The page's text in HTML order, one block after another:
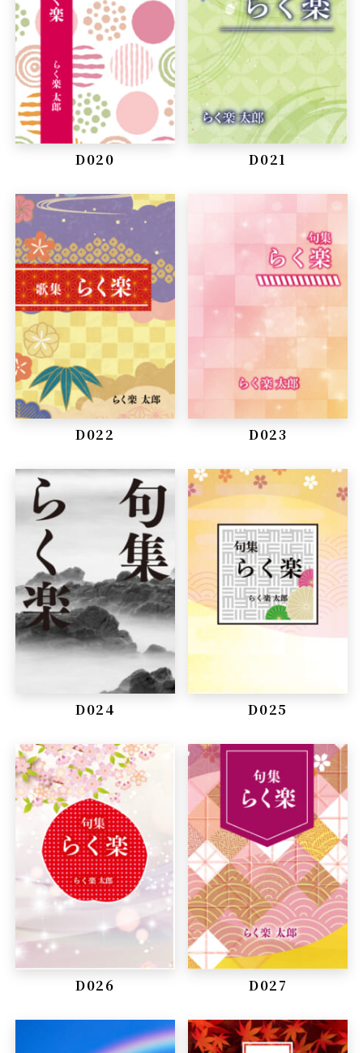
D020 D021
D022 D023
D024 D025
D026 D027